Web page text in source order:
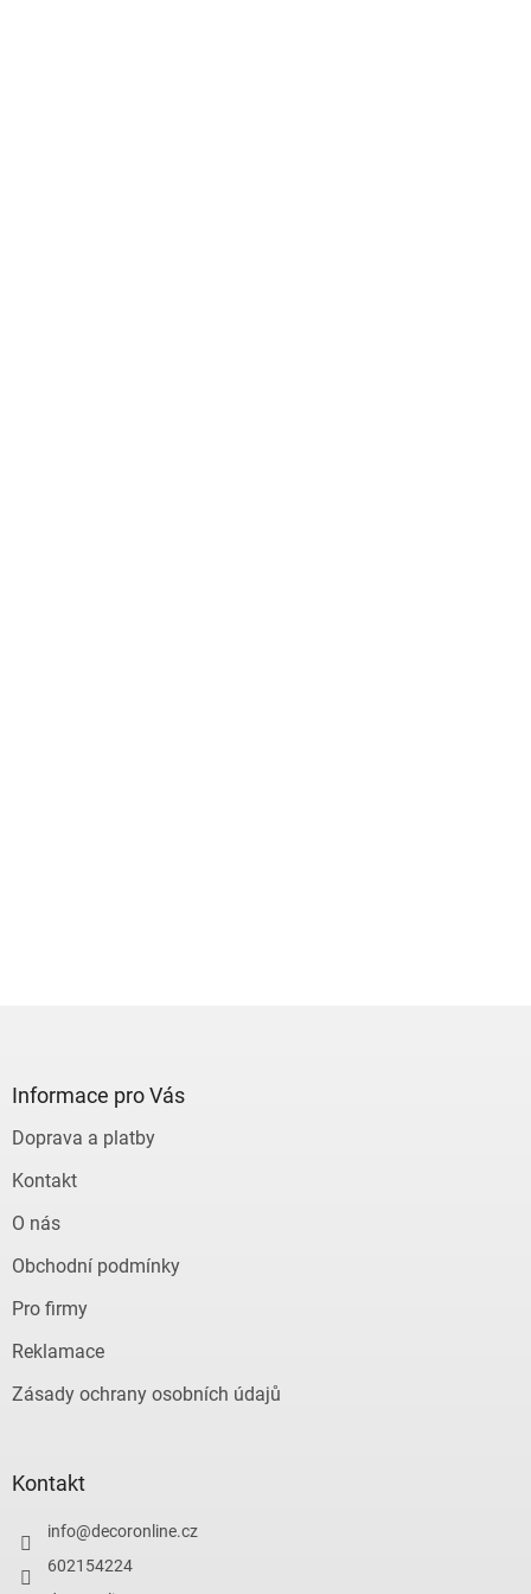
Informace pro Vás
Doprava a platby
Kontakt
O nás
Obchodní podmínky
Pro firmy
Reklamace
Zásady ochrany osobních údajů
Kontakt
info@decoronline.cz
602154224